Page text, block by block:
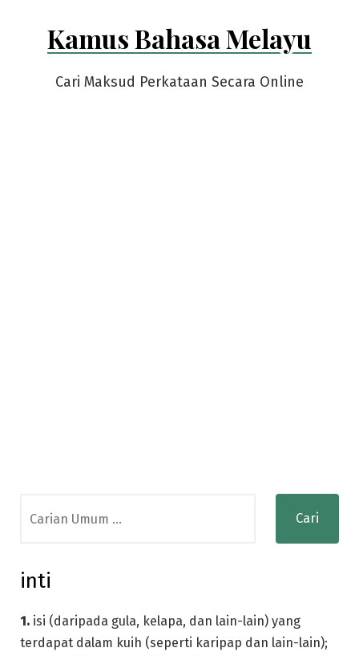
Kamus Bahasa Melayu
Cari Maksud Perkataan Secara Online
for:
inti
1. isi (daripada gula, kelapa, dan lain-lain) yang
terdapat dalam kuih (seperti karipap dan lain-lain);